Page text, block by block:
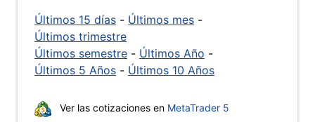
Últimos 15 días - Últimos mes -
Últimos trimestre
Últimos semestre - Últimos Año -
Últimos 5 Años - Últimos 10 Años
Ver las cotizaciones en MetaTrader 5